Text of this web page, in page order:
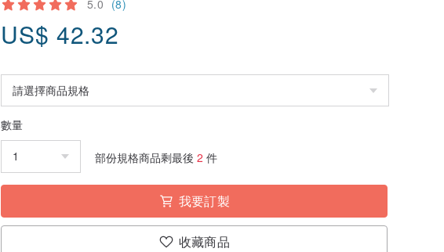
5.0 (8)
US$ 42.32
數量
部份規格商品剩最後 2 件
我要訂製
收藏商品